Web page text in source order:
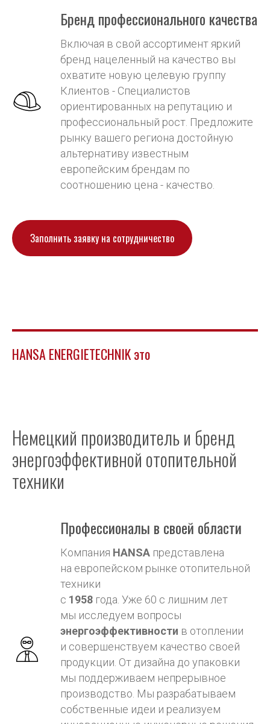
Бренд профессионального качества
Включая в свой ассортимент яркий
бренд нацеленный на качество вы
охватите новую целевую группу
Клиентов - Специалистов
ориентированных на репутацию и
профессиональный рост. Предложите
рынку вашего региона достойную
альтернативу известным
европейским брендам по
соотношению цена - качество.
Заполнить заявку на сотрудничество
HANSA ENERGIETECHNIK это
Немецкий производитель и бренд
энергоэффективной отопительной
техники
Профессионалы в своей области
Компания HANSA представлена
на европейском рынке отопительной
техники
с 1958 года. Уже 60 с лишним лет
мы исследуем вопросы
энергоэффективности в отоплении
и совершенствуем качество своей
продукции. От дизайна до упаковки
мы поддерживаем непрерывное
производство. Мы разрабатываем
собственные идеи и реализуем